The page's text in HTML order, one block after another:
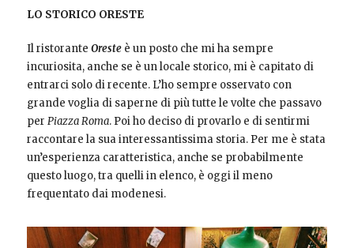
LO STORICO ORESTE
Il ristorante Oreste è un posto che mi ha sempre
incuriosita, anche se è un locale storico, mi è capitato di
entrarci solo di recente. L’ho sempre osservato con
grande voglia di saperne di più tutte le volte che passavo
per Piazza Roma. Poi ho deciso di provarlo e di sentirmi
raccontare la sua interessantissima storia. Per me è stata
un’esperienza caratteristica, anche se probabilmente
questo luogo, tra quelli in elenco, è oggi il meno
frequentato dai modenesi.